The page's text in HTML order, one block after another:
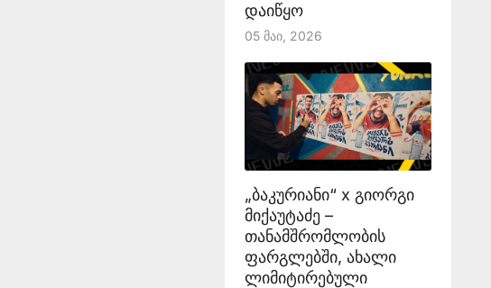
დაიწყო
05 Მაი, 2026
„ბაკურიანი“ x გიორგი
მიქაუტაძე –
თანამშრომლობის
ფარგლებში, ახალი
ლიმიტირებული